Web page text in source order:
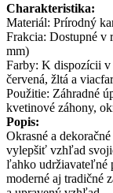
Charakteristika:
Materiál: Prírodný
Frakcia: Dostupné v
mm)
Farby: K dispozícii v
červená, žltá a
Použitie: Záhradné
kvetinové záhony,
Popis:
Okrasné a
vylepšiť vzhľad
ľahko udržiavateľné
moderné aj tradičné